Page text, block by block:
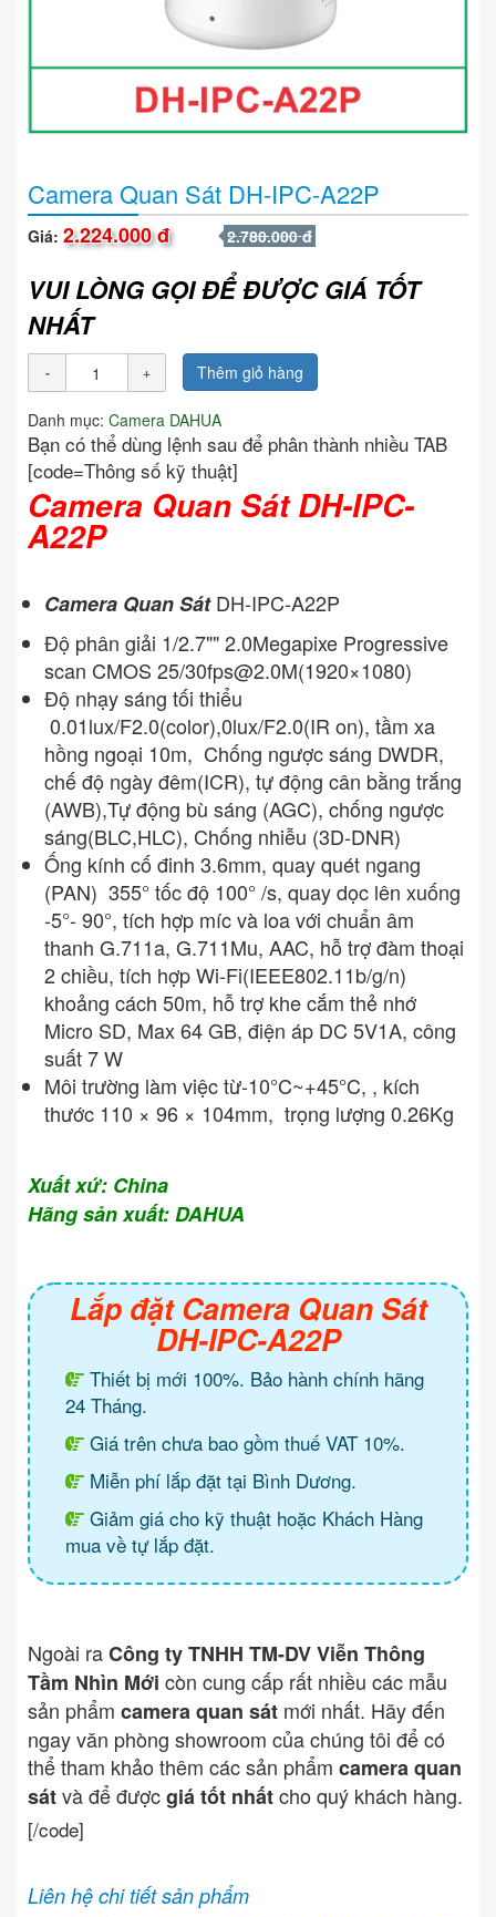
Camera Quan Sát DH-IPC-A22P
Giá: 2.224.000 đ 2.780.000 đ
VUI LÒNG GỌI ĐỂ ĐƯỢC GIÁ TỐT
NHẤT
Thêm giỏ hàng
Danh mục: Camera DAHUA
Bạn có thể dùng lệnh sau để phân thành nhiều TAB
[code=Thông số kỹ thuật]
Camera Quan Sát DH-IPC-
A22P
Camera Quan SátDH-IPC-A22P
Độ phân giải 1/2.7"" 2.0Megapixe Progressive
scan CMOS 25/30fps@2.0M(1920×1080)
Độ nhạy sáng tối thiểu
0.01lux/F2.0(color),0lux/F2.0(IR on), tầm xa
hồng ngoại 10m, Chống ngược sáng DWDR,
chế độ ngày đêm(ICR), tự động cân bằng trắng
(AWB),Tự động bù sáng (AGC), chống ngược
sáng(BLC,HLC), Chống nhiễu (3D-DNR)
Ống kính cố đinh 3.6mm, quay quét ngang
(PAN) 355° tốc độ 100° /s, quay dọc lên xuống
-5°- 90°, tích hợp míc và loa với chuẩn âm
thanh G.711a, G.711Mu, AAC, hỗ trợ đàm thoại
2 chiều, tích hợp Wi-Fi(IEEE802.11b/g/n)
khoảng cách 50m, hỗ trợ khe cắm thẻ nhớ
Micro SD, Max 64 GB, điện áp DC 5V1A, công
suất 7 W
Môi trường làm việc từ-10°C~+45°C, , kích
thước 110 × 96 × 104mm, trọng lượng 0.26Kg
Xuất xứ: China
Hãng sản xuất: DAHUA
Lắp đặt Camera Quan Sát
DH-IPC-A22P
Thiết bị mới 100%. Bảo hành chính hãng
24 Tháng.
Giá trên chưa bao gồm thuế VAT 10%.
Miễn phí lắp đặt tại Bình Dương.
Giảm giá cho kỹ thuật hoặc Khách Hàng
mua về tự lắp đặt.
Ngoài raCông ty TNHH TM-DV Viễn Thông
Tầm Nhìn Mới còn cung cấp rất nhiều các mẫu
sản phẩm camera quan sát mới nhất. Hãy đến
ngay văn phòng showroom của chúng tôi để có
thể tham khảo thêm các sản phẩm camera quan
sátvà để đượcgiá tốt nhấtcho quý khách hàng.
[/code]
Liên hệ chi tiết sản phẩm